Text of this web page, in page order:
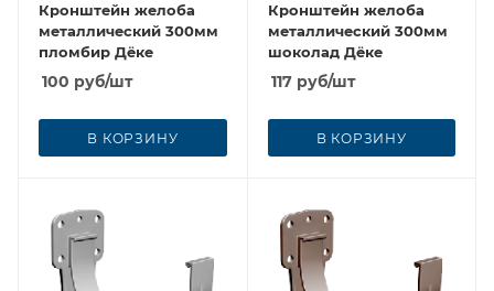
Кронштейн желоба
металлический 300мм
пломбир Дёке
100 руб/шт
В КОРЗИНУ
Кронштейн желоба
металлический 300мм
шоколад Дёке
117руб/шт
В КОРЗИНУ